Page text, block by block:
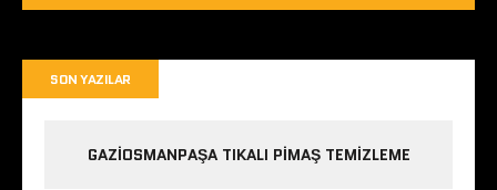
SON YAZILAR
GAZIOSMANPAŞA TIKALI PIMAŞ TEMIZLEME